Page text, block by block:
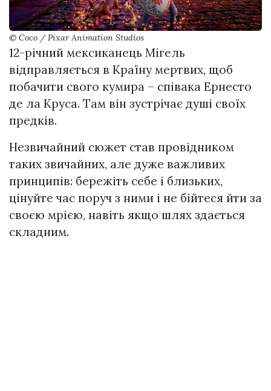
© Coco / Pixar Animation Studios
12-річний мексиканець Мігель
відправляється в Країну мертвих, щоб
побачити свого кумира – співака Ернесто
де ла Круса. Там він зустрічає душі своїх
предків.
Незвичайний сюжет став провідником
таких звичайних, але дуже важливих
принципів: бережіть себе і близьких,
цінуйте час поруч з ними і не бійтеся йти за
своєю мрією, навіть якщо шлях здається
складним.